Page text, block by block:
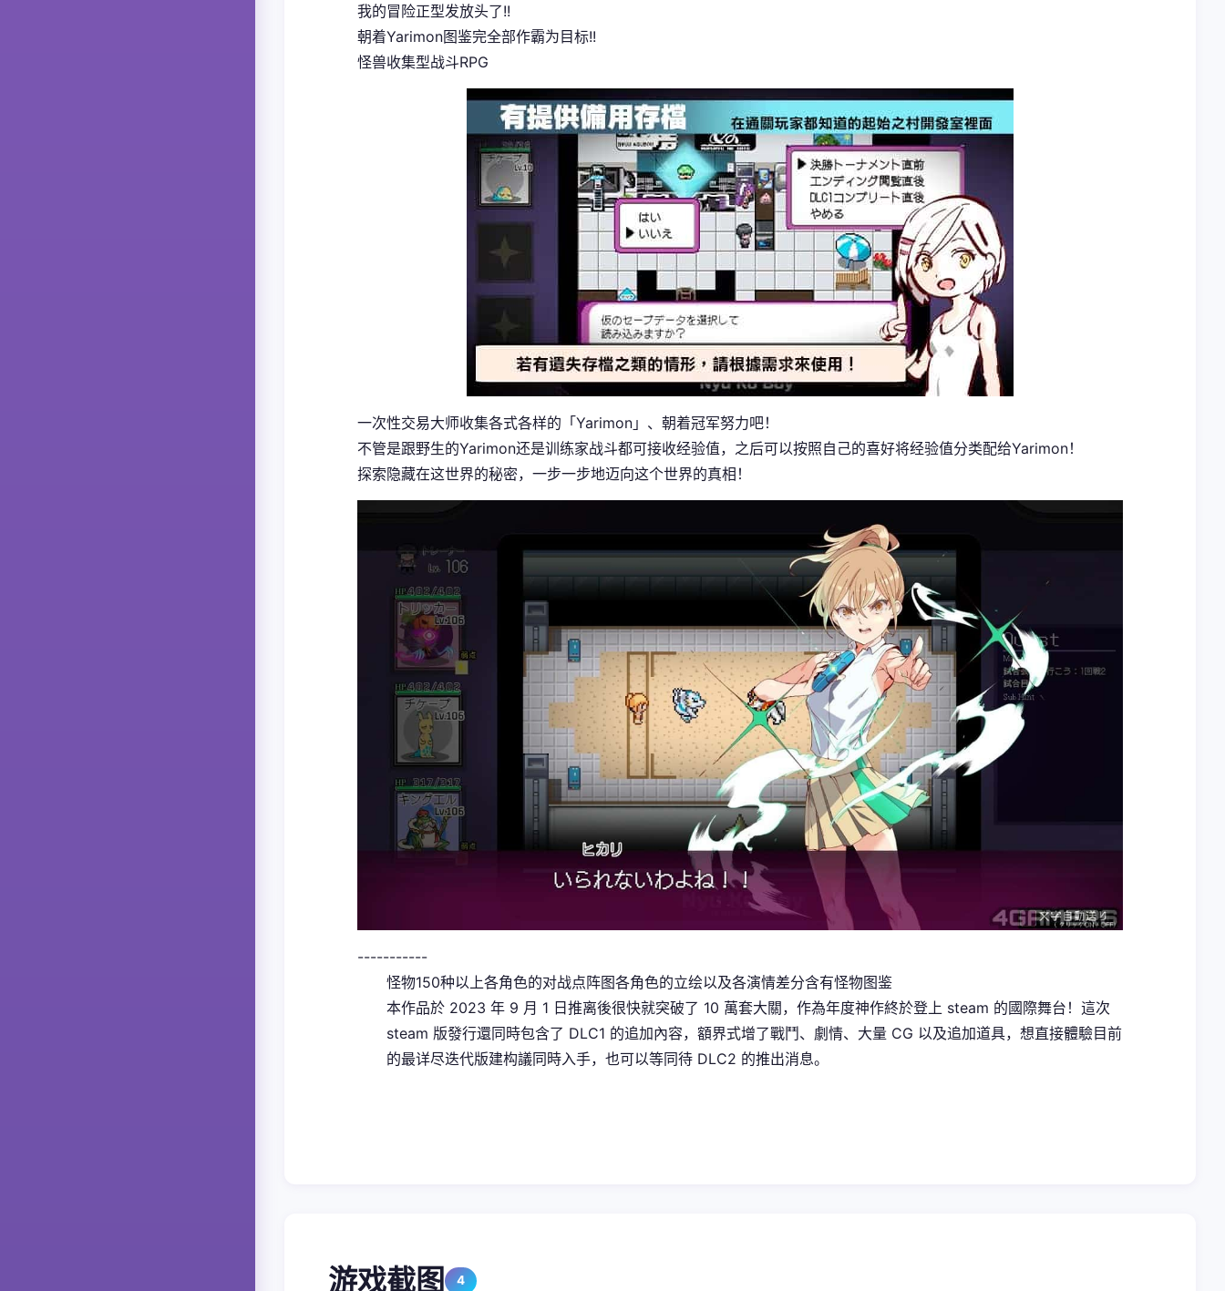
我的冒险正型发放头了!!
朝着Yarimon图鉴完全部作霸为目标!!
怪兽收集型战斗RPG
一次性交易大师收集各式各样的「Yarimon」、朝着冠军努力吧！
不管是跟野生的Yarimon还是训练家战斗都可接收经验值，之后可以按照自己的喜好将经验值分类配给Yarimon！
探索隐藏在这世界的秘密，一步一步地迈向这个世界的真相！
-----------
怪物150种以上各角色的对战点阵图各角色的立绘以及各演情差分含有怪物图鉴
本作品於 2023 年 9 月 1 日推离後很快就突破了 10 萬套大關，作為年度神作終於登上 steam 的國際舞台！這次
steam 版發行還同時包含了 DLC1 的追加內容，額界式增了戰鬥、劇情、大量 CG 以及追加道具，想直接體驗目前
的最详尽迭代版建构議同時入手，也可以等同待 DLC2 的推出消息。
游戏截图 4